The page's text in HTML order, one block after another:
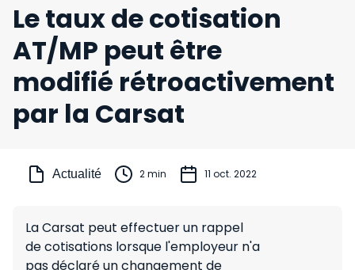
Le taux de cotisation
AT/MP peut être
modifié rétroactivement
par la Carsat
Actualité 2 min 11 oct. 2022
La Carsat peut effectuer un rappel
de cotisations lorsque l'employeur n'a
pas déclaré un changement de